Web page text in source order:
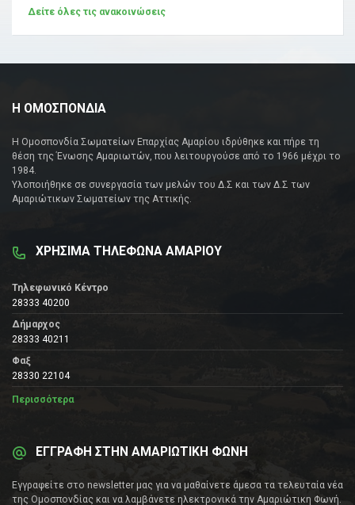
Δείτε όλες τις ανακοινώσεις
Η ΟΜΟΣΠΟΝΔΙΑ
Η Ομοσπονδία Σωματείων Επαρχίας Αμαρίου ιδρύθηκε και πήρε τη
θέση της Ένωσης Αμαριωτών, που λειτουργούσε από το 1966 μέχρι το
1984.
Υλοποιήθηκε σε συνεργασία των μελών του Δ.Σ και των Δ.Σ των
Αμαριώτικων Σωματείων της Αττικής.
ΧΡΗΣΙΜΑ ΤΗΛΕΦΩΝΑ ΑΜΑΡΙΟΥ
Τηλεφωνικό Κέντρο
28333 40200
Δήμαρχος
28333 40211
Φαξ
28330 22104
Περισσότερα
ΕΓΓΡΑΦΗ ΣΤΗΝ ΑΜΑΡΙΩΤΙΚΗ ΦΩΝΗ
Εγγραφείτε στο newsletter μας για να μαθαίνετε άμεσα τα τελευταία νέα
της Ομοσπονδίας και να λαμβάνετε ηλεκτρονικά την Αμαριώτικη Φωνή.